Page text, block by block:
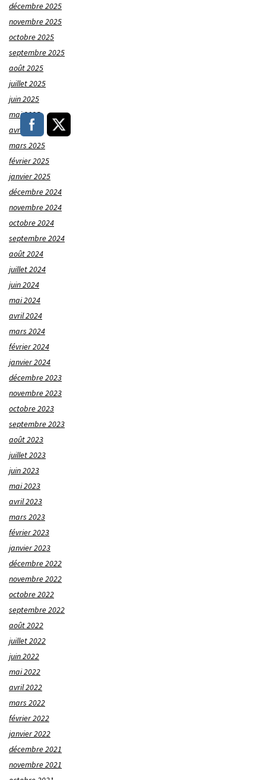
décembre 2025
novembre 2025
octobre 2025
septembre 2025
août 2025
juillet 2025
juin 2025
mai 2025
avril 2025
mars 2025
février 2025
janvier 2025
décembre 2024
novembre 2024
octobre 2024
septembre 2024
août 2024
juillet 2024
juin 2024
mai 2024
avril 2024
mars 2024
février 2024
janvier 2024
décembre 2023
novembre 2023
octobre 2023
septembre 2023
août 2023
juillet 2023
juin 2023
mai 2023
avril 2023
mars 2023
février 2023
janvier 2023
décembre 2022
novembre 2022
octobre 2022
septembre 2022
août 2022
juillet 2022
juin 2022
mai 2022
avril 2022
mars 2022
février 2022
janvier 2022
décembre 2021
novembre 2021